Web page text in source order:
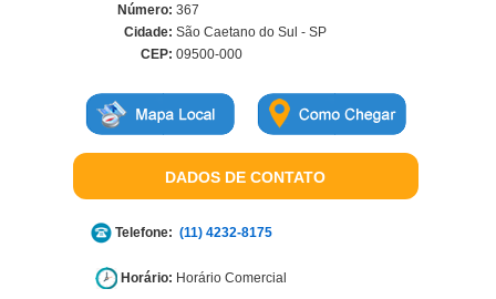
Número: 367
Cidade: São Caetano do Sul - SP
CEP: 09500-000
DADOS DE CONTATO
Telefone: (11) 4232-8175
Horário: Horário Comercial